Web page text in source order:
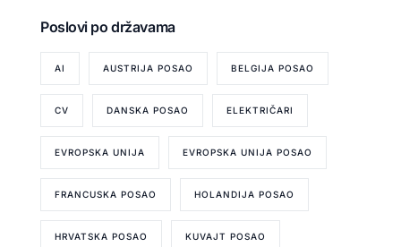
Poslovi po državama
AI AUSTRIJA POSAO BELGIJA POSAO
CV DANSKA POSAO ELEKTRIČARI
EVROPSKA UNIJA EVROPSKA UNIJA POSAO
FRANCUSKA POSAO HOLANDIJA POSAO
HRVATSKA POSAO KUVAJT POSAO